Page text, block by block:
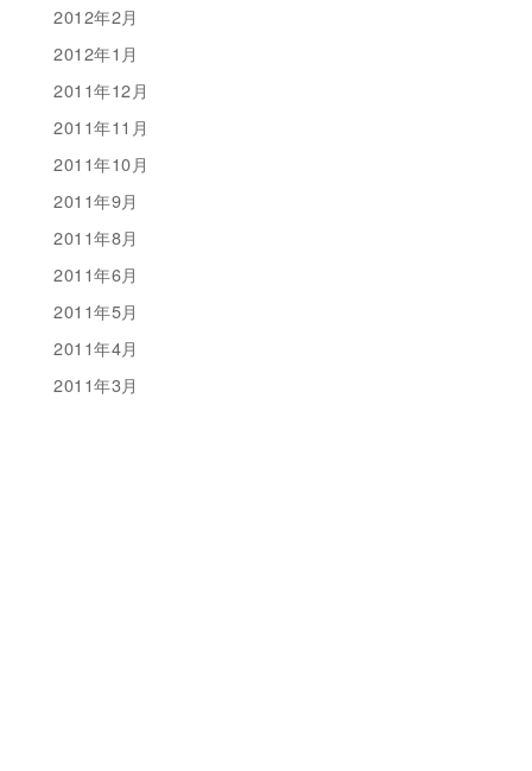
2012年2月
2012年1月
2011年12月
2011年11月
2011年10月
2011年9月
2011年8月
2011年6月
2011年5月
2011年4月
2011年3月